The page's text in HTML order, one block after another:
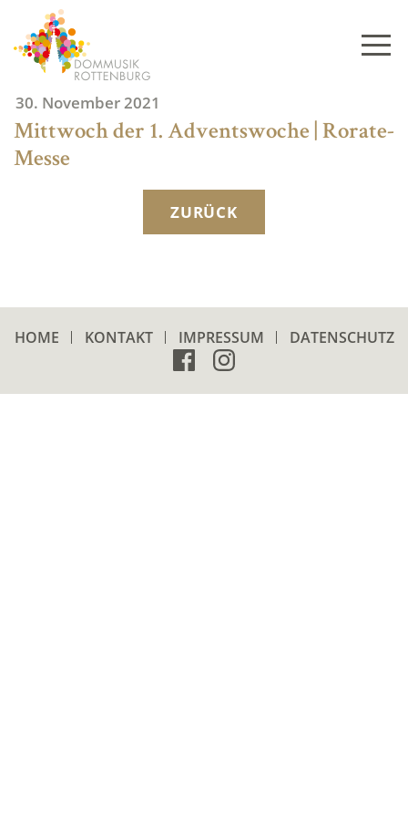
content
30. November 2021
Mittwoch der 1. Adventswoche | Rorate-
Messe
ZURÜCK
HOME KONTAKT IMPRESSUM DATENSCHUTZ